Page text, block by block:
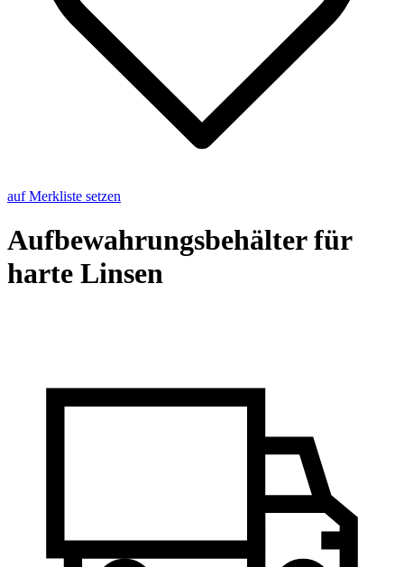
auf Merkliste setzen
Auf­be­wah­rungs­be­häl­ter für
harte Lin­sen